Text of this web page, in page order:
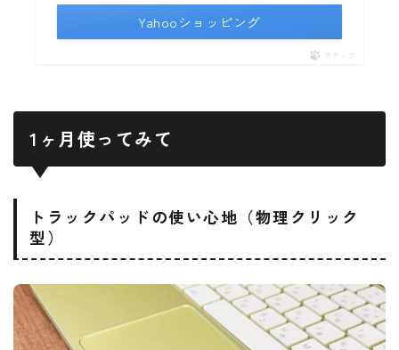
Yahooショッピング
ポチップ
1ヶ月使ってみて
トラックパッドの使い心地（物理クリック
型）